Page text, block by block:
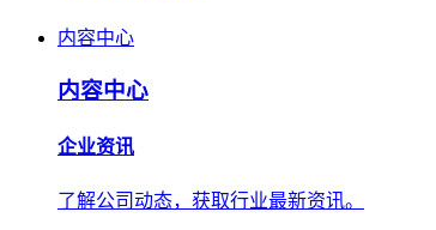
企业资讯
了解公司动态，获取行业最新资讯。
产品百科
详解产品知识，助力科学选型。